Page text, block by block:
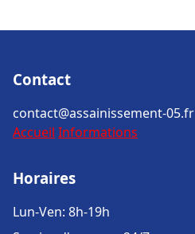
Contact
contact@assainissement-05.fr
Accueil Informations
Horaires
Lun-Ven: 8h-19h